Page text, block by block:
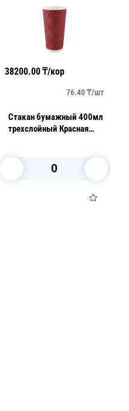
29640.00₸/кор
49.40₸/
Стакан бумажный 250мл
трехслойный гофра